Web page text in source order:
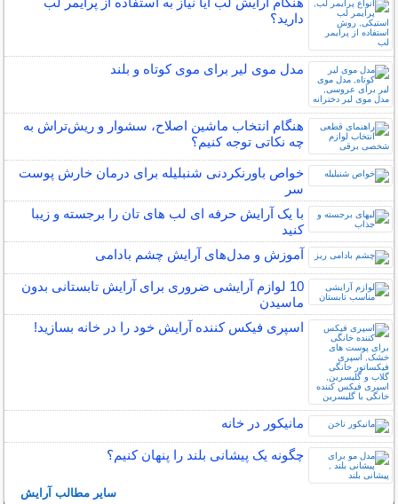
دارید؟
مدل موی لیر برای موی کوتاه و بلند
هنگام انتخاب ماشین اصلاح، سشوار و ریش‌تراش به
چه نکاتی توجه کنیم؟
خواص باورنکردنی شنبلیله برای درمان خارش پوست
سر
با یک آرایش حرفه ای لب های تان را برجسته و زیبا
کنید
آموزش و مدل‌های آرایش چشم بادامی
10 لوازم آرایشی ضروری برای آرایش تابستانی بدون
ماسیدن
اسپری فیکس کننده آرایش خود را در خانه بسازید!
مانیکور در خانه
چگونه یک پیشانی بلند را پنهان کنیم؟
سایر مطالب آرایش